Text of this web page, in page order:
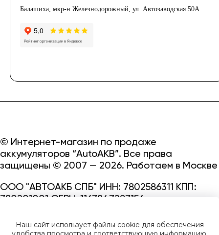
Балашиха, мкр-н Железнодорожный, ул. Автозаводская 50А
© Интернет-магазин по продаже
аккумуляторов “AutoAKB”. Все права
защищены © 2007 — 2026. Работаем в Москве
ООО "АВТОАКБ СПБ" ИНН: 7802586311 КПП:
780201001 ОГРН: 1167847287156.
Сайт под защитой reCAPTCHA и Google
Privacy PolicyиTerms of Service.
Наш сайт использует файлы cookie для обеспечения